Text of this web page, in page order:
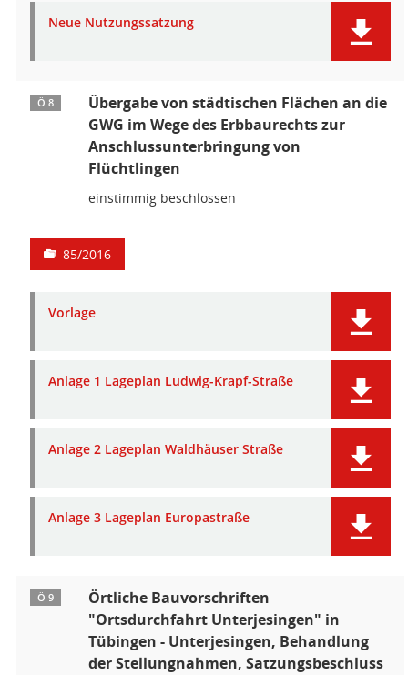
Neue Nutzungssatzung
Ö 8
Übergabe von städtischen Flächen an die
GWG im Wege des Erbbaurechts zur
Anschlussunterbringung von
Flüchtlingen
einstimmig beschlossen
85/2016
Vorlage
Anlage 1 Lageplan Ludwig-Krapf-Straße
Anlage 2 Lageplan Waldhäuser Straße
Anlage 3 Lageplan Europastraße
Ö 9
Örtliche Bauvorschriften
"Ortsdurchfahrt Unterjesingen" in
Tübingen - Unterjesingen, Behandlung
der Stellungnahmen, Satzungsbeschluss